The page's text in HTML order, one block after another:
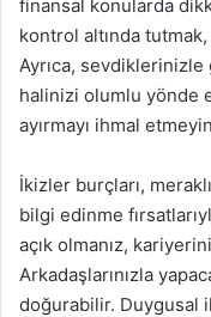
finansal konularda
kontrol altında
Ayrıca,
halinizi olumlu yönde
ayırmayı ihmal
İkizler burçları,
bilgi edinme
açık olmanız,
Arkadaşlarınızla
doğurabilir. Duygusal